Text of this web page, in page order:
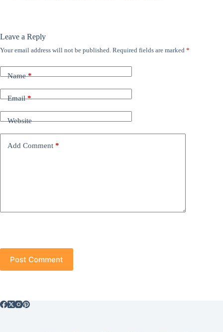
Leave a Reply
Your email address will not be published. Required fields are marked *
Name*
Email*
Website
Add Comment *
Post Comment